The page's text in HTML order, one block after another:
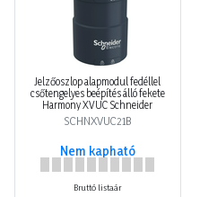
Jelzőoszlop alapmodul fedéllel
csőtengelyes beépítés álló fekete
Harmony XVUC Schneider
SCHNXVUC21B
Nem kapható
Bruttó listaár